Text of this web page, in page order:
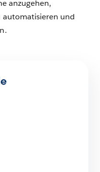
anzugehen,
automatisieren und